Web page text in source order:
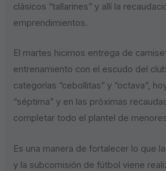
clásicos “tallarines” y allí la
emprendimientos.
El martes hicimos entrega de
entrenamiento con el escudo del
categorías “cebollitas” y “octava”,
“séptima” y en las próximas
completar todo el plantel de
Es una manera de fortalecer lo que
y la subcomisión de fútbol viene